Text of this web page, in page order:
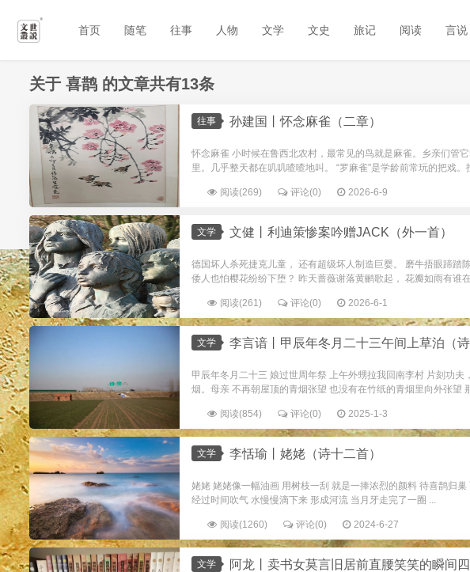
首页 随笔 往事 人物 文学 文史 旅记 阅读 言说
关于 喜鹊 的文章共有13条
往事 孙建国丨怀念麻雀（二章）
怀念麻雀 小时候在鲁西北农村，最常见的鸟就是麻雀。乡亲们管
里。几乎整天都在叽叽喳喳地叫。 “罗麻雀”是学龄前常玩的把戏
阅读(269) 评论(0) 2026-6-9
文学 文健丨利迪策惨案吟赠JACK（外一首）
德国坏人杀死捷克儿童， 还有超级坏人制造巨婴。 磨牛捂眼蹄踏
倭人也怕樱花纷纷下堕？ 昨天蔷薇谢落黄鹂歌起， 花瓣如雨有谁
阅读(261) 评论(0) 2026-6-1
文学 李言谙丨甲辰年冬月二十三午间上草泊（诗
甲辰年冬月二十三 娘过世周年祭 上午外甥拉我回南李村 片刻功
烟。母亲 不再朝屋顶的青烟张望 也没有在竹纸的青烟里向外张望
阅读(854) 评论(0) 2025-1-3
文学 李恬瑜丨姥姥（诗十二首）
姥姥 姥姥像一幅油画 用树枝一刮 就是一捧浓烈的颜料 待喜鹊归
经过时间吹气 水慢慢滴下来 形成河流 当月牙走完了一圈 ...
阅读(1260) 评论(0) 2024-6-27
文学 阿龙丨卖书女莫言旧居前直腰笑笑的瞬间四首（“泥